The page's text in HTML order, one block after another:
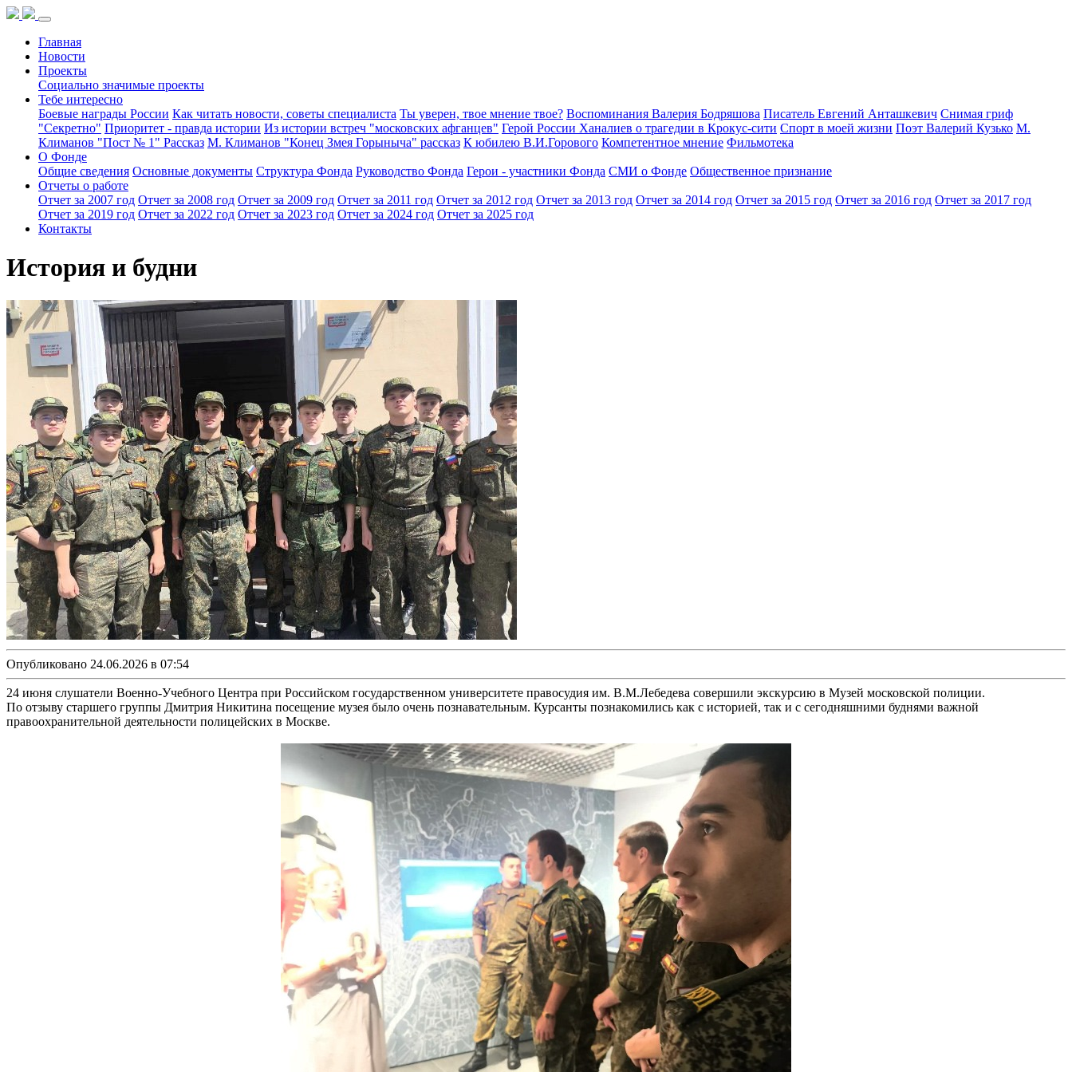
Главная
Новости
Проекты
Социально значимые проекты
Тебе интересно
Боевые награды России Как читать новости, советы специалиста Ты уверен, твое мнение твое? Воспоминания Валерия Бодряшова Писатель Евгений Анташкевич Снимая гриф
"Секретно" Приоритет - правда истории Из истории встреч "московских афганцев" Герой России Ханалиев о трагедии в Крокус-сити Спорт в моей жизни Поэт Валерий Кузько М.
Климанов "Пост № 1" Рассказ М. Климанов "Конец Змея Горыныча" рассказ К юбилею В.И.Горового Компетентное мнение Фильмотека
О Фонде
Общие сведения Основные документы Структура Фонда Руководство Фонда Герои - участники Фонда СМИ о Фонде Общественное признание
Отчеты о работе
Отчет за 2007 год Отчет за 2008 год Отчет за 2009 год Отчет за 2011 год Отчет за 2012 год Отчет за 2013 год Отчет за 2014 год Отчет за 2015 год Отчет за 2016 год Отчет за 2017 год
Отчет за 2019 год Отчет за 2022 год Отчет за 2023 год Отчет за 2024 год Отчет за 2025 год
Контакты
История и будни
Опубликовано 24.06.2026 в 07:54
24 июня слушатели Военно-Учебного Центра при Российском государственном университете правосудия им. В.М.Лебедева совершили экскурсию в Музей московской полиции.
По отзыву старшего группы Дмитрия Никитина посещение музея было очень познавательным. Курсанты познакомились как с историей, так и с сегодняшними буднями важной
правоохранительной деятельности полицейских в Москве.